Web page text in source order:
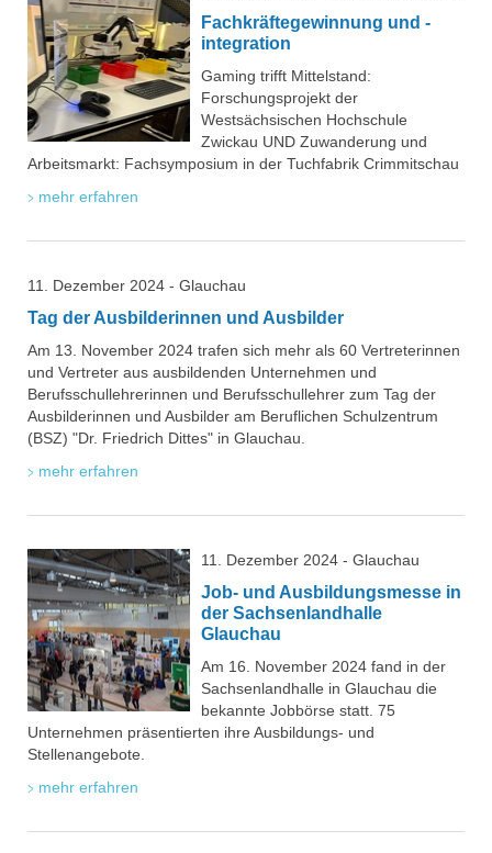
Fachkräftegewinnung und -
integration
Gaming trifft Mittelstand:
Forschungsprojekt der
Westsächsischen Hochschule
Zwickau UND Zuwanderung und
Arbeitsmarkt: Fachsymposium in der Tuchfabrik Crimmitschau
mehr erfahren
11. Dezember 2024 - Glauchau
Tag der Ausbilderinnen und Ausbilder
Am 13. November 2024 trafen sich mehr als 60 Vertreterinnen
und Vertreter aus ausbildenden Unternehmen und
Berufsschullehrerinnen und Berufsschullehrer zum Tag der
Ausbilderinnen und Ausbilder am Beruflichen Schulzentrum
(BSZ) "Dr. Friedrich Dittes" in Glauchau.
mehr erfahren
11. Dezember 2024 - Glauchau
Job- und Ausbildungsmesse in
der Sachsenlandhalle
Glauchau
Am 16. November 2024 fand in der
Sachsenlandhalle in Glauchau die
bekannte Jobbörse statt. 75
Unternehmen präsentierten ihre Ausbildungs- und
Stellenangebote.
mehr erfahren